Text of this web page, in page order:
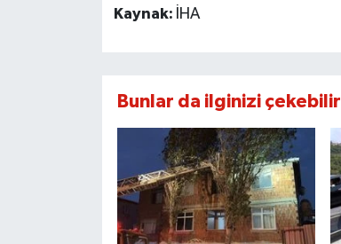
Kaynak: İHA
Bunlar da ilginizi çekebilir